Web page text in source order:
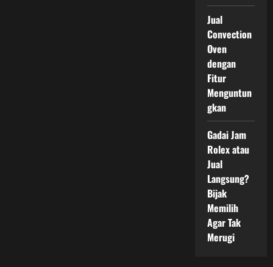
Jual
Convection
Oven
dengan
Fitur
Menguntun
gkan
Gadai Jam
Rolex atau
Jual
Langsung?
Bijak
Memilih
Agar Tak
Merugi